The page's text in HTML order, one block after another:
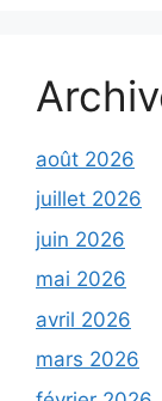
août 2026
juillet 2026
juin 2026
mai 2026
avril 2026
mars 2026